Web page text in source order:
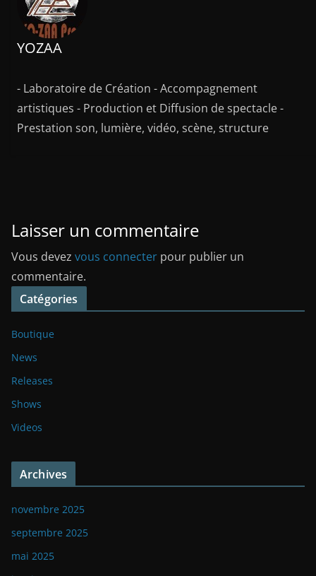
YOZAA
- Laboratoire de Création - Accompagnement
artistiques - Production et Diffusion de spectacle -
Prestation son, lumière, vidéo, scène, structure
Laisser un commentaire
Vous devez vous connecter pour publier un
commentaire.
Catégories
Boutique
News
Releases
Shows
Videos
Archives
novembre 2025
septembre 2025
mai 2025